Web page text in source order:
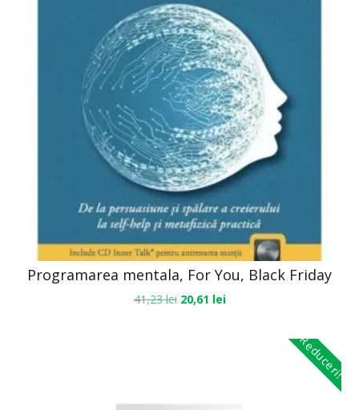
Programarea mentala, For You, Black Friday
41,23lei 20,61 lei
Reduceri!